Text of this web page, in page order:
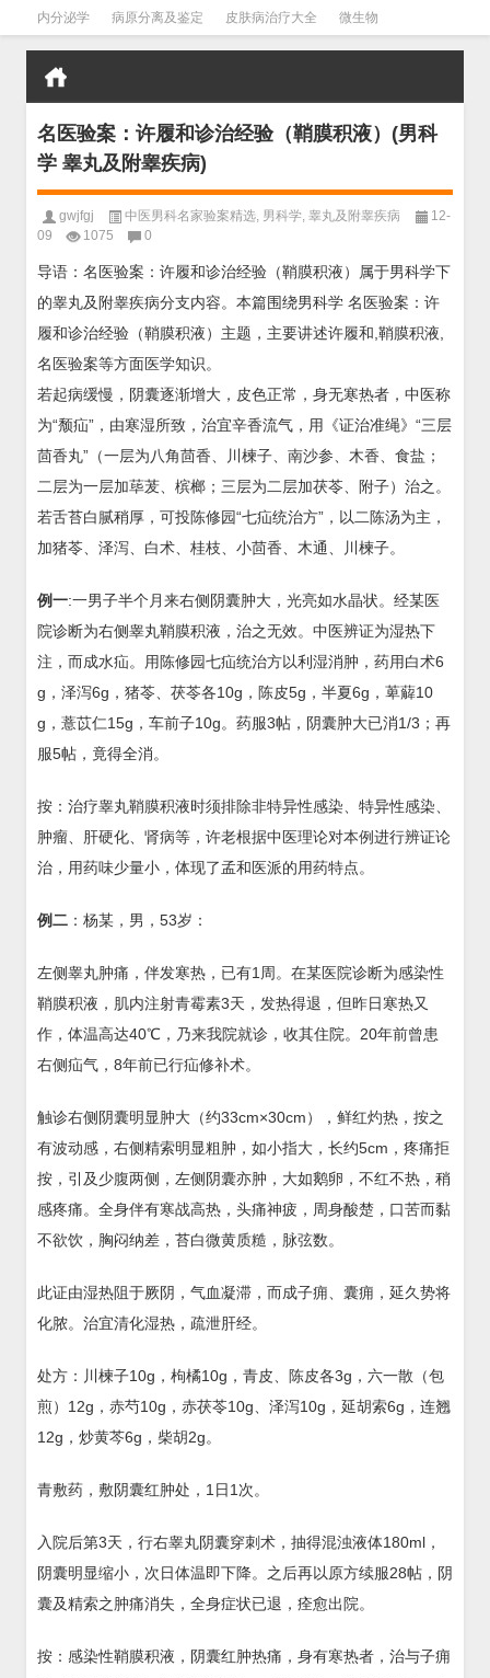
内分泌学 病原分离及鉴定 皮肤病治疗大全 微生物
皮肤病学 男科学 血液病学 心血管 口腔医学 禁戒毒品
名医验案：许履和诊治经验（鞘膜积液）(男科
学 睾丸及附睾疾病)
gwjfgj 中医男科名家验案精选, 男科学, 睾丸及附睾疾病
12-
09
1075 0
导语：名医验案：许履和诊治经验（鞘膜积液）属于男科学下
的睾丸及附睾疾病分支内容。本篇围绕男科学 名医验案：许
履和诊治经验（鞘膜积液）主题，主要讲述许履和,鞘膜积液,
名医验案等方面医学知识。
若起病缓慢，阴囊逐渐增大，皮色正常，身无寒热者，中医称
为“颓疝”，由寒湿所致，治宜辛香流气，用《证治准绳》“三层
茴香丸”（一层为八角茴香、川楝子、南沙参、木香、食盐；
二层为一层加荜茇、槟榔；三层为二层加茯苓、附子）治之。
若舌苔白腻稍厚，可投陈修园“七疝统治方”，以二陈汤为主，
加猪苓、泽泻、白术、桂枝、小茴香、木通、川楝子。
例一:一男子半个月来右侧阴囊肿大，光亮如水晶状。经某医
院诊断为右侧睾丸鞘膜积液，治之无效。中医辨证为湿热下
注，而成水疝。用陈修园七疝统治方以利湿消肿，药用白术6
g，泽泻6g，猪苓、茯苓各10g，陈皮5g，半夏6g，萆薢10
g，薏苡仁15g，车前子10g。药服3帖，阴囊肿大已消1/3；再
服5帖，竟得全消。
按：治疗睾丸鞘膜积液时须排除非特异性感染、特异性感染、
肿瘤、肝硬化、肾病等，许老根据中医理论对本例进行辨证论
治，用药味少量小，体现了孟和医派的用药特点。
例二 ：杨某，男，53岁：
左侧睾丸肿痛，伴发寒热，已有1周。在某医院诊断为感染性
鞘膜积液，肌内注射青霉素3天，发热得退，但昨日寒热又
作，体温高达40℃，乃来我院就诊，收其住院。20年前曾患
右侧疝气，8年前已行疝修补术。
触诊右侧阴囊明显肿大（约33cm×30cm），鲜红灼热，按之
有波动感，右侧精索明显粗肿，如小指大，长约5cm，疼痛拒
按，引及少腹两侧，左侧阴囊亦肿，大如鹅卵，不红不热，稍
感疼痛。全身伴有寒战高热，头痛神疲，周身酸楚，口苦而黏
不欲饮，胸闷纳差，苔白微黄质糙，脉弦数。
此证由湿热阻于厥阴，气血凝滞，而成子痈、囊痈，延久势将
化脓。治宜清化湿热，疏泄肝经。
处方：川楝子10g，枸橘10g，青皮、陈皮各3g，六一散（包
煎）12g，赤芍10g，赤茯苓10g、泽泻10g，延胡索6g，连翘
12g，炒黄芩6g，柴胡2g。
青敷药，敷阴囊红肿处，1日1次。
入院后第3天，行右睾丸阴囊穿刺术，抽得混浊液体180ml，
阴囊明显缩小，次日体温即下降。之后再以原方续服28帖，阴
囊及精索之肿痛消失，全身症状已退，痊愈出院。
按：感染性鞘膜积液，阴囊红肿热痛，身有寒热者，治与子痈